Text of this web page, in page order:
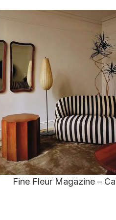
Fine Fleur Magazine –